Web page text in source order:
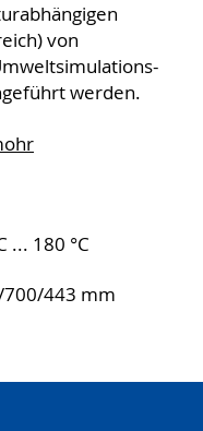
von
werden.
180 °C
700/443 mm